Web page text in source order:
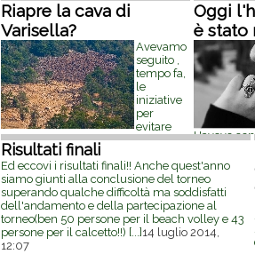
Riapre la cava di
Varisella?
Avevamo
seguito ,
tempo fa,
le
iniziative
per
evitare
l'espandersi della cava di pietre di
Varisella; iniziative che hanno
portato alla chiusura della attività di
'coltivazione' (strano termine...)
della cava. E' stato un bell'esempio
per dimostrare[...] 28 gennaio 2015,
09:50
Oggi
è stato
L'avevo
incontrata,
Questa è
nel tempo;
com'è
adorato
anche voi
ottobre
Risultati finali
Ed eccovi i risultati finali!! Anche quest'anno
siamo giunti alla conclusione del torneo
superando qualche difficoltà ma soddisfatti
dell'andamento e della partecipazione al
torneo(ben 50 persone per il beach volley e 43
persone per il calcetto!!) [...] 14 luglio 2014,
12:07